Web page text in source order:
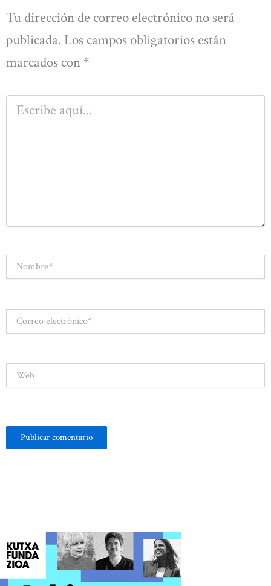
Tu dirección de correo electrónico no será
publicada. Los campos obligatorios están
marcados con *
Escribe
aquí...
Nombre*
electrónico*